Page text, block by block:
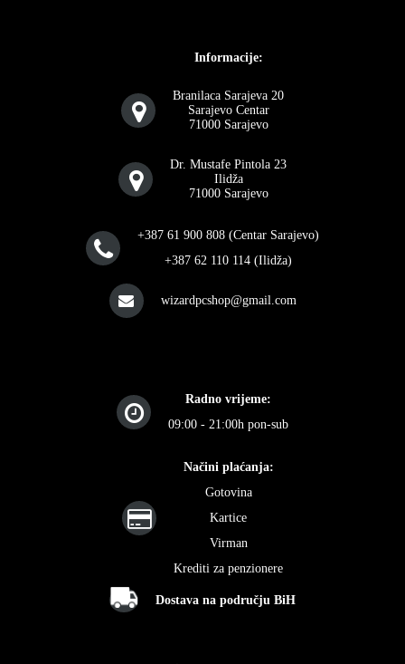
Informacije:
Branilaca Sarajeva 20
Sarajevo Centar
71000 Sarajevo
Dr. Mustafe Pintola 23
Ilidža
71000 Sarajevo
+387 61 900 808 (Centar Sarajevo)
+387 62 110 114 (Ilidža)
wizardpcshop@gmail.com
Radno vrijeme:
09:00 - 21:00h pon-sub
Načini plaćanja:
Gotovina
Kartice
Virman
Krediti za penzionere
Dostava na području BiH